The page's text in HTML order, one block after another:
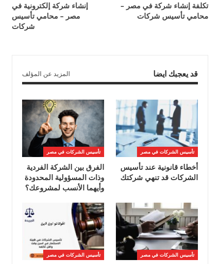
تكلفة إنشاء شركة في مصر –
محامي تأسيس شركات
إنشاء شركة إلكترونية في
مصر – محامي تأسيس
شركات
قد يعجبك ايضا المزيد عن المؤلف
تأسيس الشركات في مصر
أخطاء قانونية عند تأسيس
الشركات قد تنهي شركتك
تأسيس الشركات في مصر
الفرق بين الشركة الفردية
وذات المسؤولية المحدودة
وأيهما الأنسب لمشروعك؟
تأسيس الشركات في مصر تأسيس الشركات في مصر